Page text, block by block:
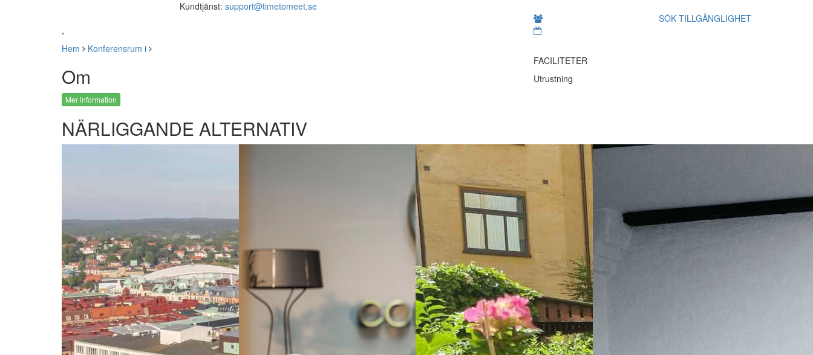
Kundtjänst: support@timetomeet.se
,
SÖK TILLGÄNGLIGHET
Hem Konferensrum i
Om
Mer information
FACILITETER
Utrustning
NÄRLIGGANDE ALTERNATIV